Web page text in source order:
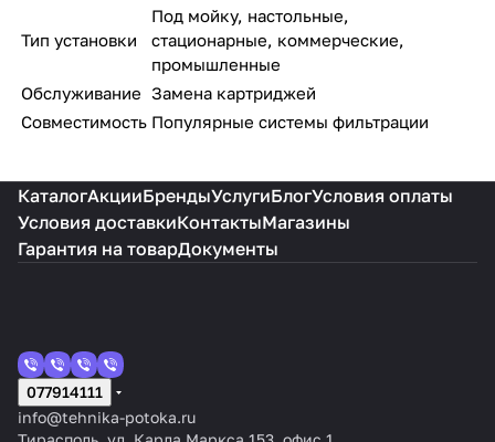
Тип установки
Под мойку, настольные,
стационарные, коммерческие,
промышленные
Обслуживание Замена картриджей
Совместимость Популярные системы фильтрации
КаталогАкцииБрендыУслугиБлогУсловия оплаты
Условия доставкиКонтактыМагазины
Гарантия на товарДокументы
077914111
info@tehnika-potoka.ru